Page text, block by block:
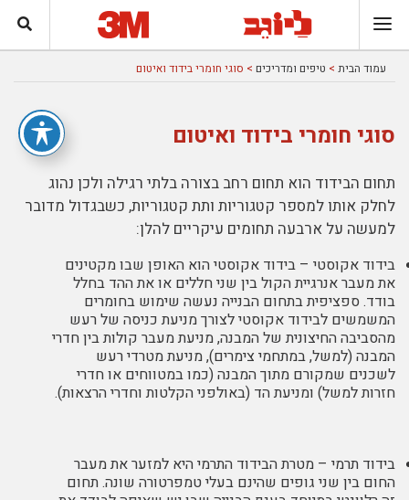
עמוד הבית > טיפים ומדריכים > סוגי חומרי בידוד ואיטום
סוגי חומרי בידוד ואיטום
תחום הבידוד הוא תחום רחב בצורה בלתי רגילה ולכן נהוג
לחלק אותו למספר קטגוריות ותת קטגוריות, כשבגדול מדובר
למעשה על ארבעה תחומים עיקריים להלן:
בידוד אקוסטי – בידוד אקוסטי הוא האופן שבו מקטינים
את מעבר אנרגיית הקול בין שני חללים או את ההד בחלל
בודד. ספציפית בתחום הבנייה נעשה שימוש בחומרים
המשמשים לבידוד אקוסטי לצורך מניעת כניסה של רעש
מהסביבה החיצונית של המבנה, מניעת מעבר קולות בין חדרי
המבנה (למשל, במתחמיצימרים), מניעת מטרדי רעש
לשכנים שמקורם מתוך המבנה (כמו במטווחים או חדרי
חזרות למשל) ומניעת הד (באולפני הקלטות וחדרי הרצאות).
בידוד תרמי – מטרת הבידוד התרמי היא למזער את מעבר
החום בין שני גופים שהינם בעלי טמפרטורה שונה. תחום